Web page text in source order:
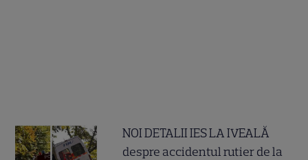
NOI DETALII IES LA IVEALĂ
despre accidentul rutier de la